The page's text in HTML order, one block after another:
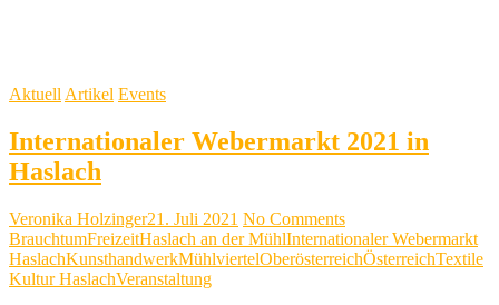
Aktuell Artikel Events
Internationaler Webermarkt 2021 in
Haslach
Veronika Holzinger21. Juli 2021 No Comments
BrauchtumFreizeitHaslach an der MühlInternationaler Webermarkt
HaslachKunsthandwerkMühlviertelOberösterreichÖsterreichTextile
Kultur HaslachVeranstaltung